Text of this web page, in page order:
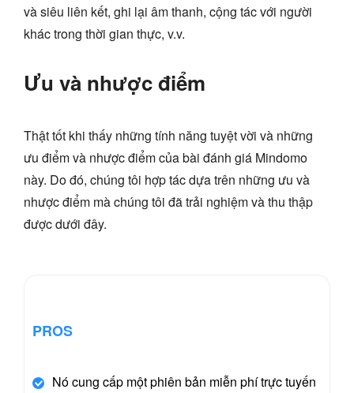
và siêu liên kết, ghi lại âm thanh, cộng tác với người
khác trong thời gian thực, v.v.
Ưu và nhược điểm
Thật tốt khi thấy những tính năng tuyệt vời và những
ưu điểm và nhược điểm của bài đánh giá Mindomo
này. Do đó, chúng tôi hợp tác dựa trên những ưu và
nhược điểm mà chúng tôi đã trải nghiệm và thu thập
được dưới đây.
PROS
Nó cung cấp một phiên bản miễn phí trực tuyến